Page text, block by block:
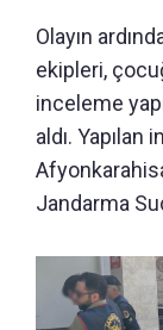
Olayın
ekipleri,
inceleme
aldı.
Jandarma